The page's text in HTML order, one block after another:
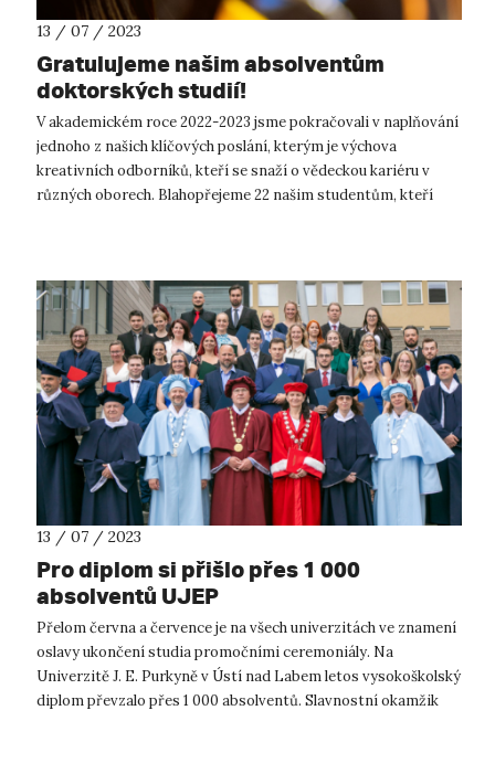
13 / 07 / 2023
Gratulujeme našim absolventům
doktorských studií!
V akademickém roce 2022-2023 jsme pokračovali v naplňování
jednoho z našich klíčových poslání, kterým je výchova
kreativních odborníků, kteří se snaží o vědeckou kariéru v
různých oborech. Blahopřejeme 22 našim studentům, kteří
13 / 07 / 2023
Pro diplom si přišlo přes 1 000
absolventů UJEP
Přelom června a července je na všech univerzitách ve znamení
oslavy ukončení studia promočními ceremoniály. Na
Univerzitě J. E. Purkyně v Ústí nad Labem letos vysokoškolský
diplom převzalo přes 1 000 absolventů. Slavnostní okamžik